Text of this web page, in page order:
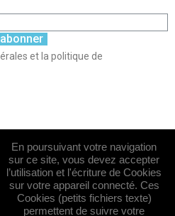
et la politique de
En poursuivant votre navigation
sur ce site, vous devez accepter
l’utilisation et l'écriture de Cookies
sur votre appareil connecté. Ces
Cookies (petits fichiers texte)
permettent de suivre votre